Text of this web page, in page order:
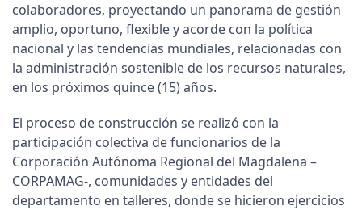
colaboradores, proyectando un panorama de gestión
amplio, oportuno, flexible y acorde con la política
nacional y las tendencias mundiales, relacionadas con
la administración sostenible de los recursos naturales,
en los próximos quince (15) años.
El proceso de construcción se realizó con la
participación colectiva de funcionarios de la
Corporación Autónoma Regional del Magdalena –
CORPAMAG-, comunidades y entidades del
departamento en talleres, donde se hicieron ejercicios